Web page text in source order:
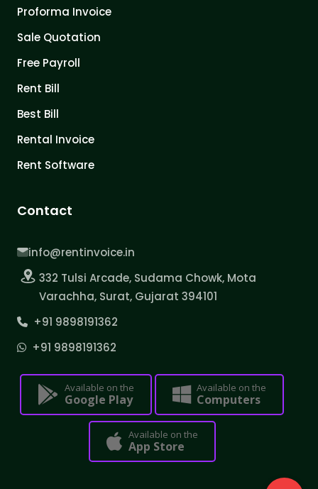
Proforma Invoice
Sale Quotation
Free Payroll
Rent Bill
Best Bill
Rental Invoice
Rent Software
Contact
info@rentinvoice.in
332 Tulsi Arcade, Sudama Chowk, Mota
Varachha, Surat, Gujarat 394101
+91 9898191362
+91 9898191362
Available on the
Google Play
Available on the
Computers
Available on the
App Store